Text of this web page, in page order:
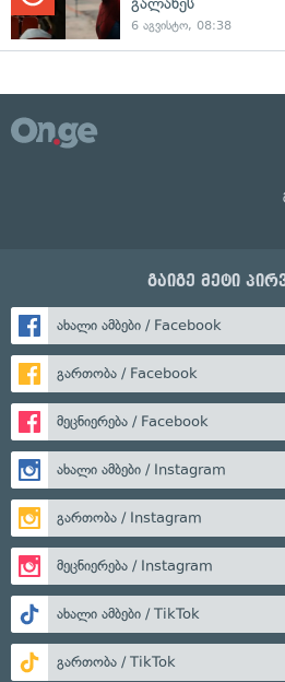
6 აგვისტო, 08:38
გაიგე მეტი
ახალი ამბები / Facebook
გართობა / Facebook
მეცნიერება / Facebook
ახალი ამბები / Instagram
გართობა / Instagram
მეცნიერება / Instagram
ახალი ამბები / TikTok
გართობა / TikTok